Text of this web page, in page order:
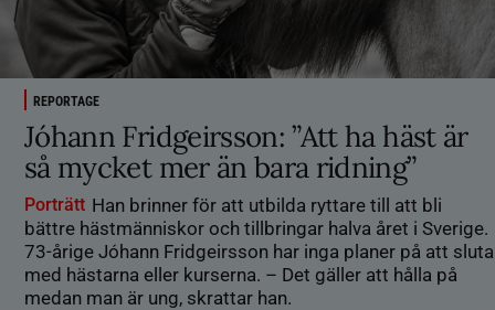
REPORTAGE
Jóhann Fridgeirsson: ”Att ha häst är
så mycket mer än bara ridning”
Porträtt Han brinner för att utbilda ryttare till att bli
bättre hästmänniskor och tillbringar halva året i Sverige.
73-årige Jóhann Fridgeirsson har inga planer på att sluta
med hästarna eller kurserna. – Det gäller att hålla på
medan man är ung, skrattar han.